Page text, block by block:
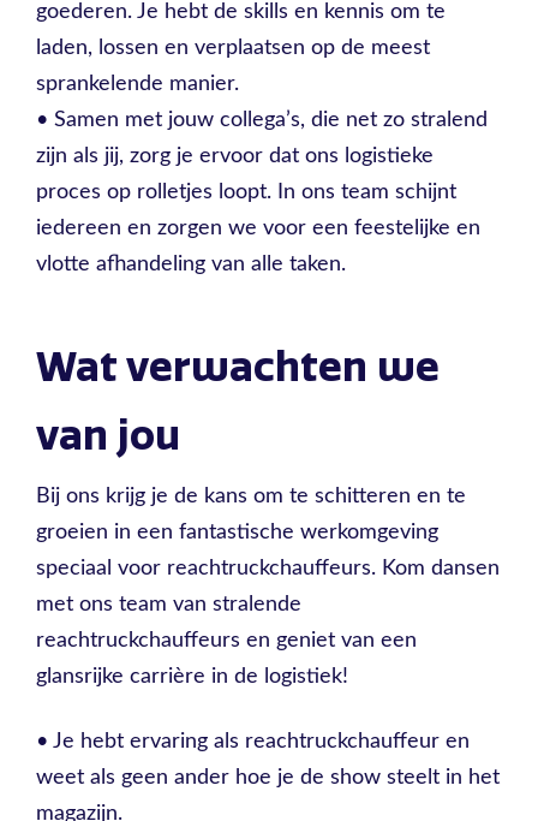
goederen. Je hebt de skills en kennis om te
laden, lossen en verplaatsen op de meest
sprankelende manier.
• Samen met jouw collega’s, die net zo stralend
zijn als jij, zorg je ervoor dat ons logistieke
proces op rolletjes loopt. In ons team schijnt
iedereen en zorgen we voor een feestelijke en
vlotte afhandeling van alle taken.
Wat verwachten we
van jou
Bij ons krijg je de kans om te schitteren en te
groeien in een fantastische werkomgeving
speciaal voor reachtruckchauffeurs. Kom dansen
met ons team van stralende
reachtruckchauffeurs en geniet van een
glansrijke carrière in de logistiek!
• Je hebt ervaring als reachtruckchauffeur en
weet als geen ander hoe je de show steelt in het
magazijn.